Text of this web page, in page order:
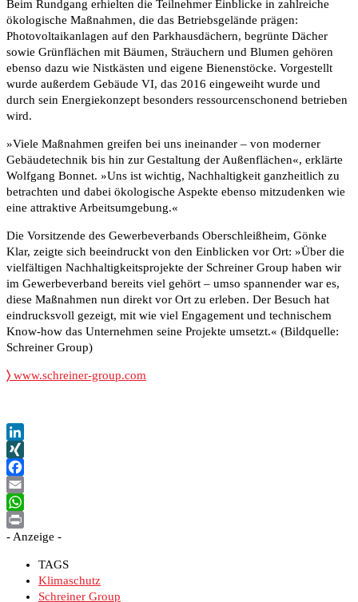
Beim Rundgang erhielten die Teilnehmer Einblicke in zahlreiche
ökologische Maßnahmen, die das Betriebsgelände prägen:
Photovoltaikanlagen auf den Parkhausdächern, begrünte Dächer
sowie Grünflächen mit Bäumen, Sträuchern und Blumen gehören
ebenso dazu wie Nistkästen und eigene Bienenstöcke. Vorgestellt
wurde außerdem Gebäude VI, das 2016 eingeweiht wurde und
durch sein Energiekonzept besonders ressourcenschonend betrieben
wird.
»Viele Maßnahmen greifen bei uns ineinander – von moderner
Gebäudetechnik bis hin zur Gestaltung der Außenflächen«, erklärte
Wolfgang Bonnet. »Uns ist wichtig, Nachhaltigkeit ganzheitlich zu
betrachten und dabei ökologische Aspekte ebenso mitzudenken wie
eine attraktive Arbeitsumgebung.«
Die Vorsitzende des Gewerbeverbands Oberschleißheim, Gönke
Klar, zeigte sich beeindruckt von den Einblicken vor Ort: »Über die
vielfältigen Nachhaltigkeitsprojekte der Schreiner Group haben wir
im Gewerbeverband bereits viel gehört – umso spannender war es,
diese Maßnahmen nun direkt vor Ort zu erleben. Der Besuch hat
eindrucksvoll gezeigt, mit wie viel Engagement und technischem
Know-how das Unternehmen seine Projekte umsetzt.« (Bildquelle:
Schreiner Group)
〉 www.schreiner-group.com
LinkedIn
XING
Facebook
Email
WhatsApp
Print
- Anzeige -
TAGS
Klimaschutz
Schreiner Group